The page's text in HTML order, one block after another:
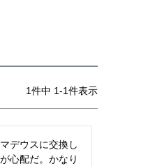
1件中 1-1件表示
デウスに交換し
心配だ。かなり